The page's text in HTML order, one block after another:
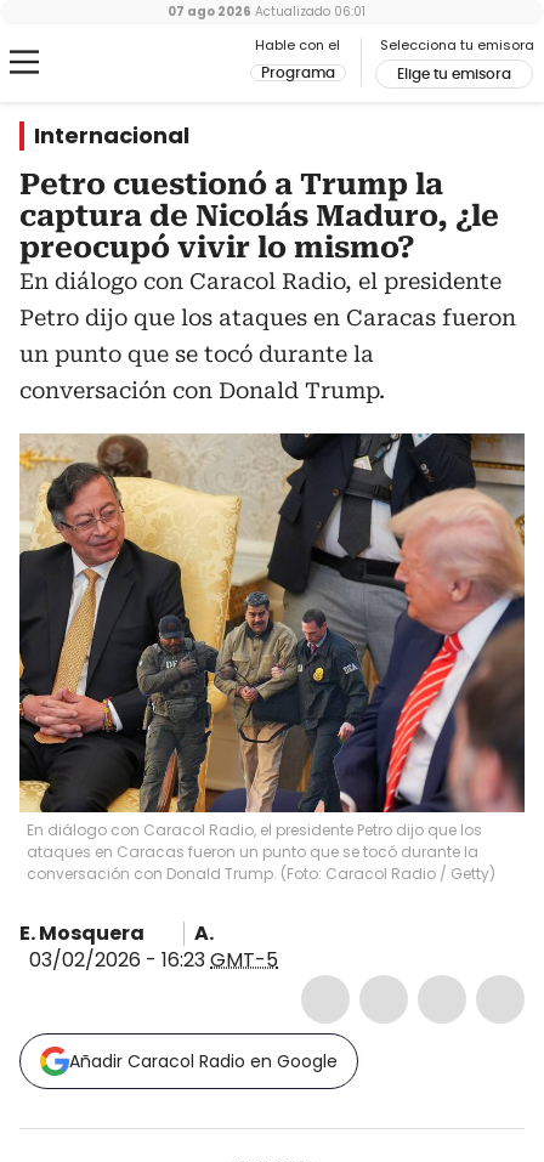
Hable con el
Programa
Selecciona tu emisora
Elige tu emisora
07 ago 2026 Actualizado 06:01
Internacional
Petro cuestionó a Trump la
captura de Nicolás Maduro, ¿le
preocupó vivir lo mismo?
En diálogo con Caracol Radio, el presidente
Petro dijo que los ataques en Caracas fueron
un punto que se tocó durante la
conversación con Donald Trump.
En diálogo con Caracol Radio, el presidente Petro dijo que los
ataques en Caracas fueron un punto que se tocó durante la
conversación con Donald Trump. (Foto: Caracol Radio / Getty)
E. Mosquera
A.
03/02/2026 - 16:23GMT-5
Añadir Caracol Radio en Google